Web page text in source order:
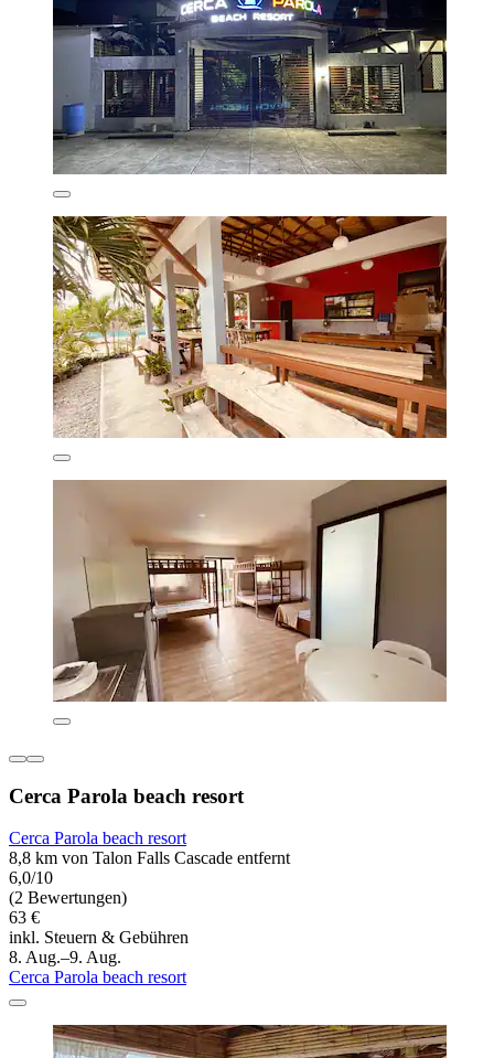
Cerca Parola beach resort
Cerca Parola beach resort
8,8 km von Talon Falls Cascade entfernt
6,0/10
(2 Bewertungen)
63 €
inkl. Steuern & Gebühren
8. Aug.–9. Aug.
Cerca Parola beach resort